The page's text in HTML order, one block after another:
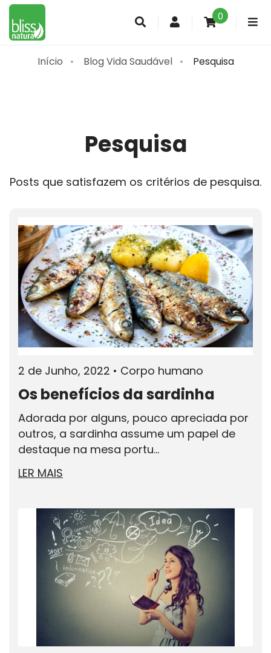
Conta 0
Início Blog Vida Saudável Pesquisa
Pesquisa
Posts que satisfazem os critérios de pesquisa.
2 de Junho, 2022 • Corpo humano
Os benefícios da sardinha
Adorada por alguns, pouco apreciada por
outros, a sardinha assume um papel de
destaque na mesa portu...
LER MAIS